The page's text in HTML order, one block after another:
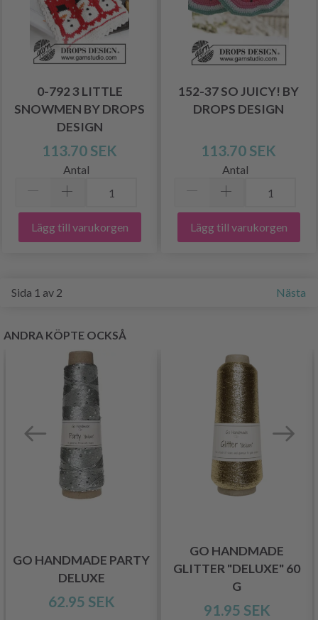
0-792 3 LITTLE
SNOWMEN BY DROPS
DESIGN
113.70 SEK
Antal
Lägg till varukorgen
152-37 SO JUICY! BY
DROPS DESIGN
113.70 SEK
Antal
Lägg till varukorgen
Sida 1 av 2 Nästa
ANDRA KÖPTE OCKSÅ
GO HANDMADE PARTY
DELUXE
62.95 SEK
GO HANDMADE
GLITTER "DELUXE" 60
G
91.95 SEK